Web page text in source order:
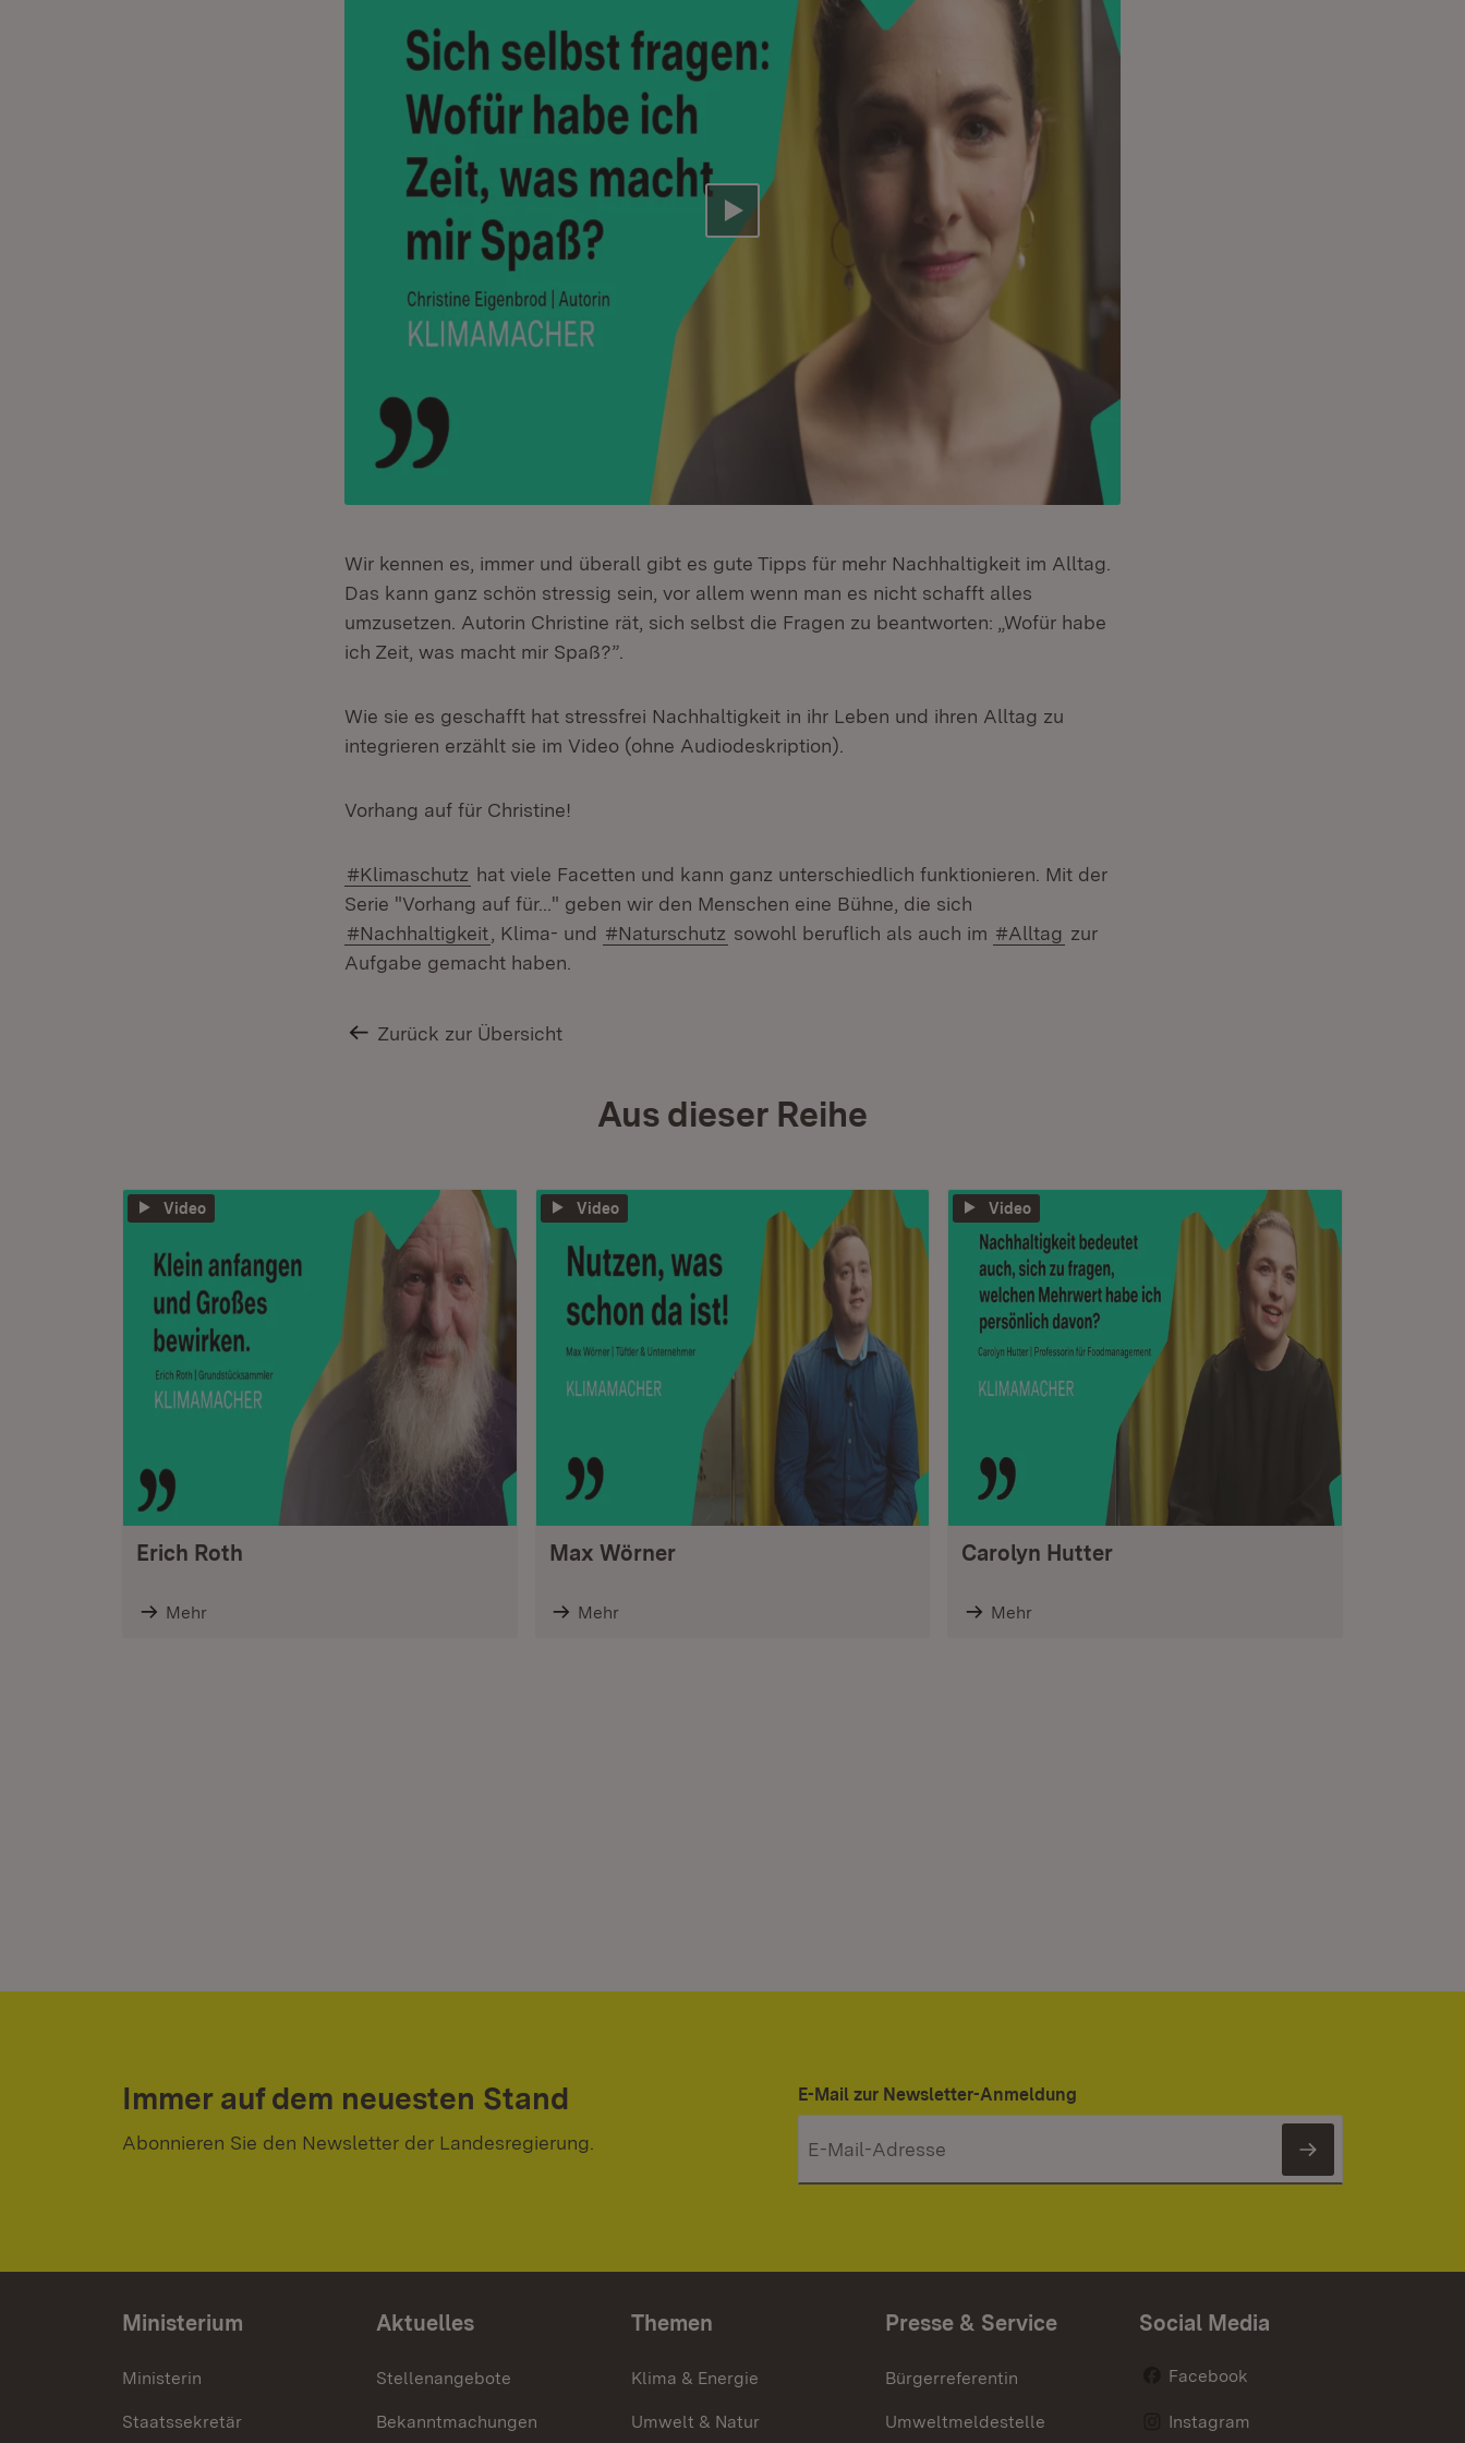
Video abspielen
Wir kennen es, immer und überall gibt es gute Tipps für mehr Nachhaltigkeit im Alltag.
Das kann ganz schön stressig sein, vor allem wenn man es nicht schafft alles
umzusetzen. Autorin Christine rät, sich selbst die Fragen zu beantworten: „Wofür habe
ich Zeit, was macht mir Spaß?”.
Wie sie es geschafft hat stressfrei Nachhaltigkeit in ihr Leben und ihren Alltag zu
integrieren erzählt sie im Video (ohne Audiodeskription).
Vorhang auf für Christine!
#Klimaschutz hat viele Facetten und kann ganz unterschiedlich funktionieren. Mit der
Serie "Vorhang auf für..." geben wir den Menschen eine Bühne, die sich
#Nachhaltigkeit , Klima- und #Naturschutz sowohl beruflich als auch im #Alltag zur
Aufgabe gemacht haben.
Zurück zur Übersicht
Aus dieser Reihe
Video
Erich Roth
Mehr
Video
Max Wörner
Mehr
Video
Carolyn Hutter
Mehr
Immer auf dem neuesten Stand
Abonnieren Sie den Newsletter der Landesregierung.
E-Mail zur Newsletter-Anmeldung
Newsletter
Ministerium
Ministerin
Staatssekretär
Aktuelles
Stellenangebote
Bekanntmachungen
Themen
Klima & Energie
Umwelt & Natur
Presse & Service
Bürgerreferentin
Umweltmeldestelle
Social Media
Facebook
Instagram